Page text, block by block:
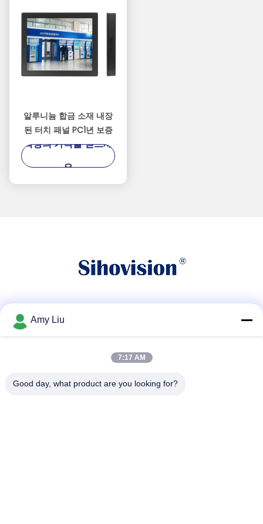
알루니늄 합금 소재 내장
된 터치 패널 PC1년 보증
최상의 가격을 얻으세
요
전화
Amy Liu
7:17 AM
Good day, what product are you looking for?